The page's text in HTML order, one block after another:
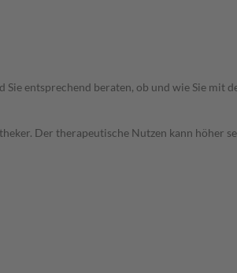
entsprechend beraten, ob und wie Sie mit
Der therapeutische Nutzen kann höher